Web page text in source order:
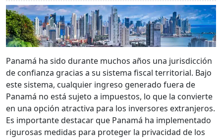
Panamá ha sido durante muchos años una jurisdicción
de confianza gracias a su sistema fiscal territorial. Bajo
este sistema, cualquier ingreso generado fuera de
Panamá no está sujeto a impuestos, lo que la convierte
en una opción atractiva para los inversores extranjeros.
Es importante destacar que Panamá ha implementado
rigurosas medidas para proteger la privacidad de los